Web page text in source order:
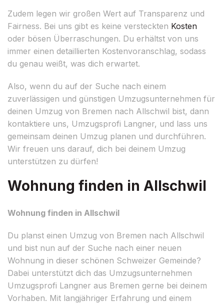
Zudem legen wir großen Wert auf Transparenz und
Fairness. Bei uns gibt es keine versteckten Kosten
oder bösen Überraschungen. Du erhältst von uns
immer einen detaillierten Kostenvoranschlag, sodass
du genau weißt, was dich erwartet.
Also, wenn du auf der Suche nach einem
zuverlässigen und günstigen Umzugsunternehmen für
deinen Umzug von Bremen nach Allschwil bist, dann
kontaktiere uns, Umzugsprofi Langner, und lass uns
gemeinsam deinen Umzug planen und durchführen.
Wir freuen uns darauf, dich bei deinem Umzug
unterstützen zu dürfen!
Wohnung finden in Allschwil
Wohnung finden in Allschwil
Du planst einen Umzug von Bremen nach Allschwil
und bist nun auf der Suche nach einer neuen
Wohnung in dieser schönen Schweizer Gemeinde?
Dabei unterstützt dich das Umzugsunternehmen
Umzugsprofi Langner aus Bremen gerne bei deinem
Vorhaben. Mit langjähriger Erfahrung und einem